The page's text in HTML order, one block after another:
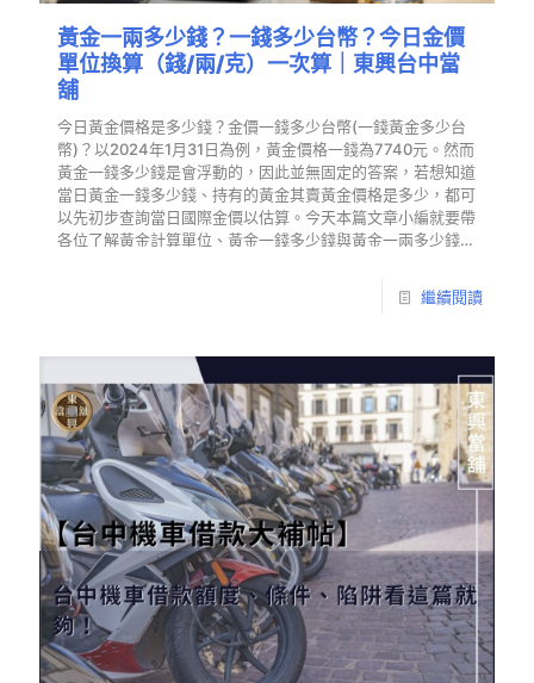
黃金一兩多少錢？一錢多少台幣？今日金價
單位換算（錢/兩/克）一次算｜東興台中當
舖
今日黃金價格是多少錢？金價一錢多少台幣(一錢黃金多少台
幣)？以2024年1月31日為例，黃金價格一錢為7740元。然而
黃金一錢多少錢是會浮動的，因此並無固定的答案，若想知道
當日黃金一錢多少錢、持有的黃金其賣黃金價格是多少，都可
以先初步查詢當日國際金價以估算。今天本篇文章小編就要帶
各位了解黃金計算單位、黃金一錢多少錢與黃金一兩多少錢之
繼續閱讀